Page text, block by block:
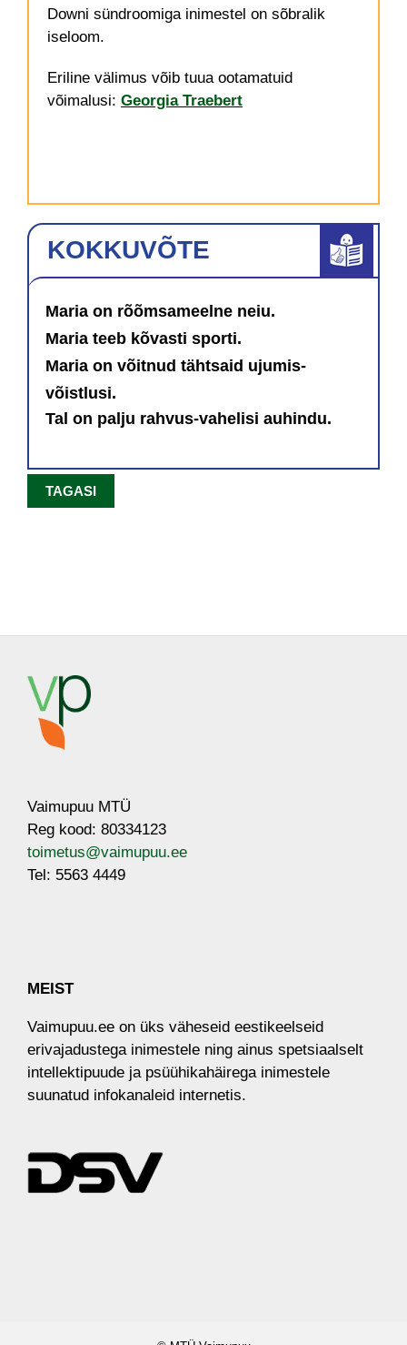
Downi sündroomiga inimestel on sõbralik
iseloom.
Eriline välimus võib tuua ootamatuid
võimalusi: Georgia Traebert
KOKKUVÕTE
Maria on rõõmsameelne neiu.
Maria teeb kõvasti sporti.
Maria on võitnud tähtsaid ujumis-
võistlusi.
Tal on palju rahvus-vahelisi auhindu.
TAGASI
Vaimupuu MTÜ
Reg kood: 80334123
toimetus@vaimupuu.ee
Tel: 5563 4449
MEIST
Vaimupuu.ee on üks väheseid eestikeelseid
erivajadustega inimestele ​ning​ ainus spetsiaalselt
intellektipuude ja psüühikahäirega inimestele
suunatud infokanaleid internetis.